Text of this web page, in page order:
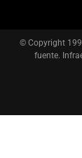
© Copyright
fuente.